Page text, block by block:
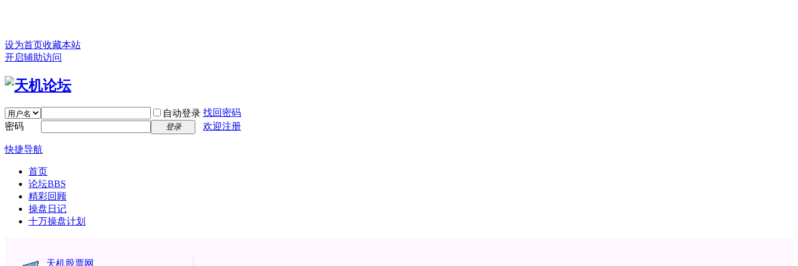
设为首页收藏本站
开启辅助访问
自动登录 找回密码
密码
登录 欢迎注册
快捷导航
首页
论坛BBS
精彩回顾
操盘日记
十万操盘计划
天机股票网